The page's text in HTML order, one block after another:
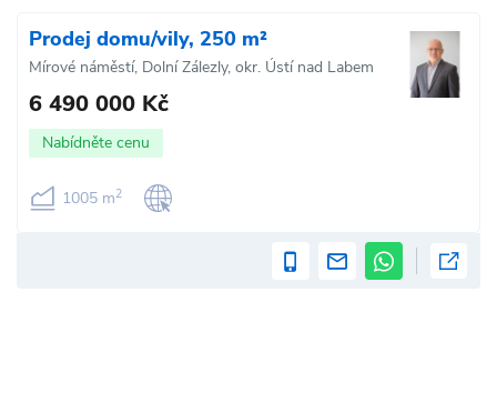
Prodej domu/vily, 250 m²
Mírové náměstí, Dolní Zálezly, okr. Ústí nad Labem
6 490 000 Kč
Nabídněte cenu
1005 m2